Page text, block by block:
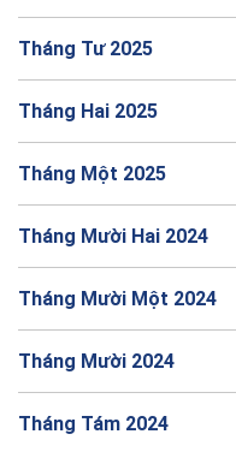
Tháng Tư 2025
Tháng Hai 2025
Tháng Một 2025
Tháng Mười Hai 2024
Tháng Mười Một 2024
Tháng Mười 2024
Tháng Tám 2024